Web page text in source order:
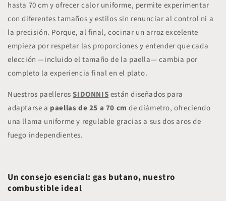
hasta 70 cm y ofrecer calor uniforme, permite experimentar
con diferentes tamaños y estilos sin renunciar al control ni a
la precisión. Porque, al final, cocinar un arroz excelente
empieza por respetar las proporciones y entender quecada
elección —incluido el tamaño de la paella— cambia por
completo la experiencia final en el plato.
Nuestros paellerosSIDONNISestán diseñados para
adaptarse a paellas de 25 a 70 cm de diámetro, ofreciendo
una llama uniforme y regulable gracias a sus dos aros de
fuego independientes.
Un consejo esencial: gas butano, nuestro
combustible ideal